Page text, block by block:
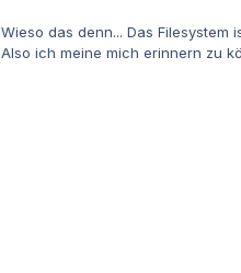
Wieso das denn... Das Filesystem
Also ich meine mich erinnern zu